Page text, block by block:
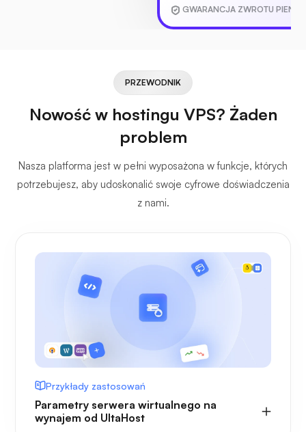
GWARANCJA ZWROTU
PRZEWODNIK
Nowość w hostingu VPS? Żaden
problem
Nasza platforma jest w pełni wyposażona w funkcje, których
potrzebujesz, aby udoskonalić swoje cyfrowe doświadczenia
z nami.
Przykłady zastosowań
Parametry serwera wirtualnego na
wynajem od UltaHost